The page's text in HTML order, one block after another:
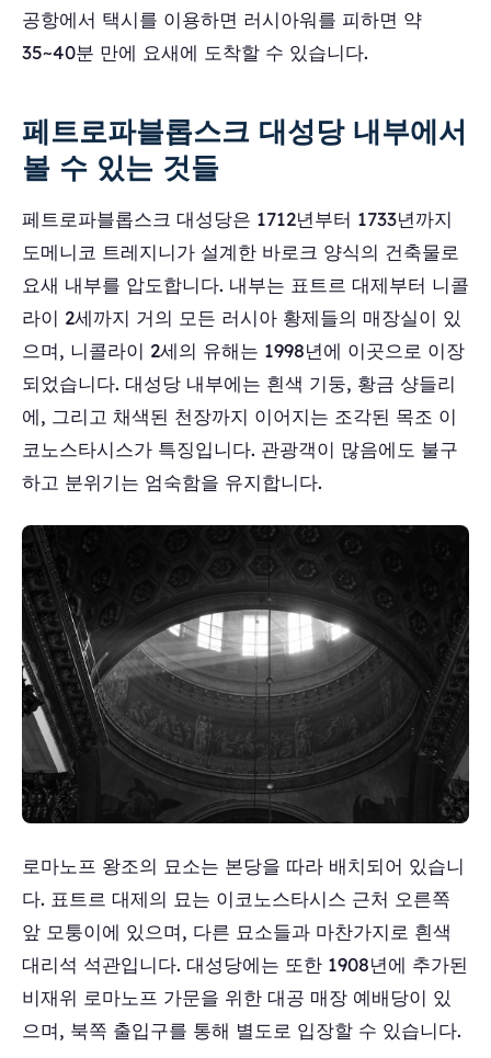
공항에서 택시를 이용하면 러시아워를 피하면 약
35~40분 만에 요새에 도착할 수 있습니다.
페트로파블롭스크 대성당 내부에서
볼 수 있는 것들
페트로파블롭스크 대성당은 1712년부터 1733년까지
도메니코 트레지니가 설계한 바로크 양식의 건축물로
요새 내부를 압도합니다. 내부는 표트르 대제부터 니콜
라이 2세까지 거의 모든 러시아 황제들의 매장실이 있
으며, 니콜라이 2세의 유해는 1998년에 이곳으로 이장
되었습니다. 대성당 내부에는 흰색 기둥, 황금 샹들리
에, 그리고 채색된 천장까지 이어지는 조각된 목조 이
코노스타시스가 특징입니다. 관광객이 많음에도 불구
하고 분위기는 엄숙함을 유지합니다.
로마노프 왕조의 묘소는 본당을 따라 배치되어 있습니
다. 표트르 대제의 묘는 이코노스타시스 근처 오른쪽
앞 모퉁이에 있으며, 다른 묘소들과 마찬가지로 흰색
대리석 석관입니다. 대성당에는 또한 1908년에 추가된
비재위 로마노프 가문을 위한 대공 매장 예배당이 있
으며, 북쪽 출입구를 통해 별도로 입장할 수 있습니다.